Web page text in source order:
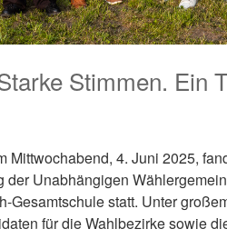
Stimmen. Ein
Mittwochabend, 4. Juni 2025,
der Unabhängigen
Gesamtschule statt. Unter
für die Wahlbezirke sowie